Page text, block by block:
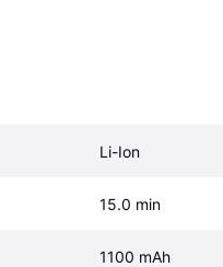
Li-Ion
15.0 min
1100 mAh